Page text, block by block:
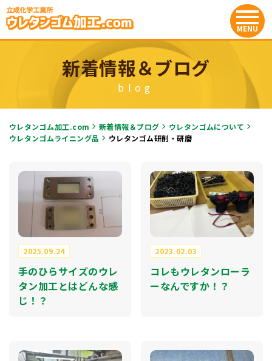
新着情報＆ブログ
blog
ウレタンゴム加工.com 新着情報＆ブログ
ウレタンゴムについて
ウレタンゴムライニング品
ウレタンゴム研削・研磨
2025.09.24
手のひらサイズのウレ
タン加工とはどんな感
じ！？
2023.02.03
コレもウレタンローラ
ーなんですか！？